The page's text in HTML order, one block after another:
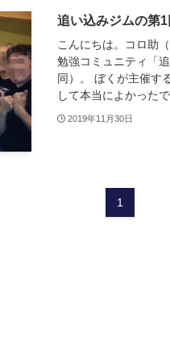
追い込みジムの第1
こんにちは。コロ助
勉強コミュニティ「
同）。 ぼくが主催す
して本当によかった
2019年11月30日
1